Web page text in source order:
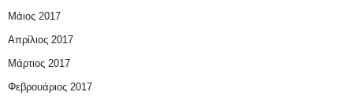
Μάιος 2017
Απρίλιος 2017
Μάρτιος 2017
Φεβρουάριος 2017